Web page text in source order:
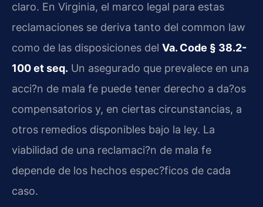
claro. En Virginia, el marco legal para estas
reclamaciones se deriva tanto del common law
como de las disposiciones del Va. Code § 38.2-
100 et seq. Un asegurado que prevalece en una
acci?n de mala fe puede tener derecho a da?os
compensatorios y, en ciertas circunstancias, a
otros remedios disponibles bajo la ley. La
viabilidad de una reclamaci?n de mala fe
depende de los hechos espec?ficos de cada
caso.